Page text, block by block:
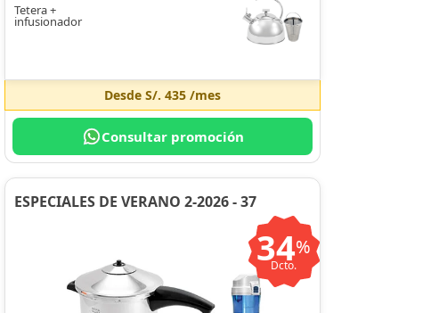
Tetera +
infusionador
DesdeS/. 435 /mes
Consultar promoción
ESPECIALES DE VERANO 2-2026 - 37
34%
Dcto.